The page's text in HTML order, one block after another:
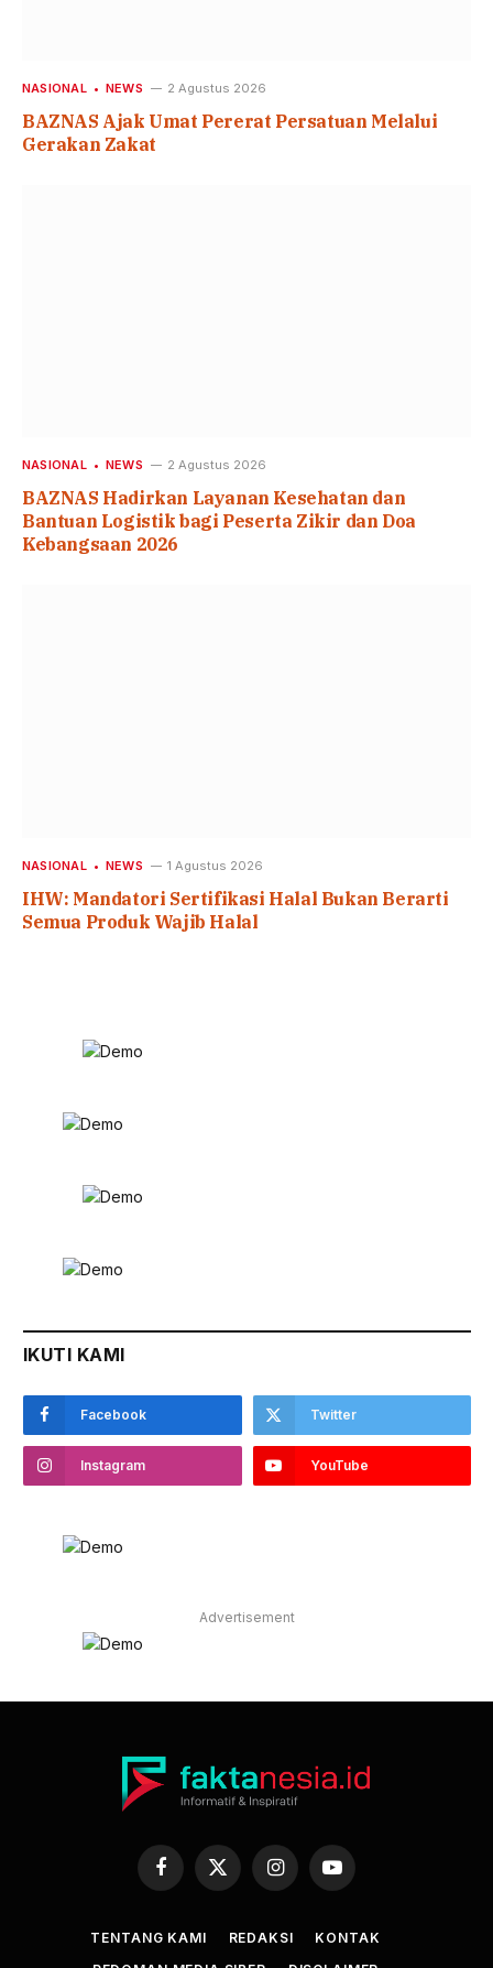
NASIONAL NEWS 2 Agustus 2026
BAZNAS Ajak Umat Pererat Persatuan Melalui
Gerakan Zakat
NASIONAL NEWS 2 Agustus 2026
BAZNAS Hadirkan Layanan Kesehatan dan
Bantuan Logistik bagi Peserta Zikir dan Doa
Kebangsaan 2026
NASIONAL NEWS 1 Agustus 2026
IHW: Mandatori Sertifikasi Halal Bukan Berarti
Semua Produk Wajib Halal
IKUTI KAMI
Facebook Twitter
Instagram YouTube
Advertisement
Facebook
X
(Twitter)
InstagramYouTube
TENTANG KAMI REDAKSI
KONTAK